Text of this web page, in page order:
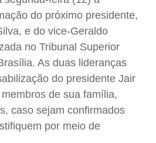
do próximo presidente,
e do vice-Geraldo
no Tribunal Superior
As duas lideranças
do presidente Jair
de sua família,
caso sejam confirmados
por meio de